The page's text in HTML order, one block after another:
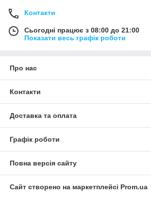
Контакти
Сьогодні працює з 08:00 до 21:00
Показати весь графік роботи
Про нас
Контакти
Доставка та оплата
Графік роботи
Повна версія сайту
Сайт створено на маркетплейсі Prom.ua